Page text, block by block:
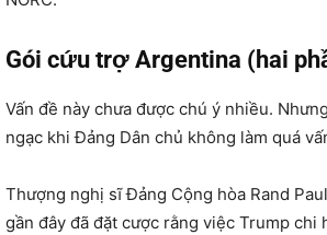
Gói cứu trợ Argentina (hai
Vấn đề này chưa được chú ý nhiều.
ngạc khi Đảng Dân chủ không làm quá
Thượng nghị sĩ Đảng Cộng hòa Rand
gần đây đã đặt cược rằng việc Trump chi